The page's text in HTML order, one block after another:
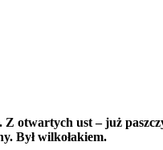
otwartych ust – już
Był wilkołakiem.